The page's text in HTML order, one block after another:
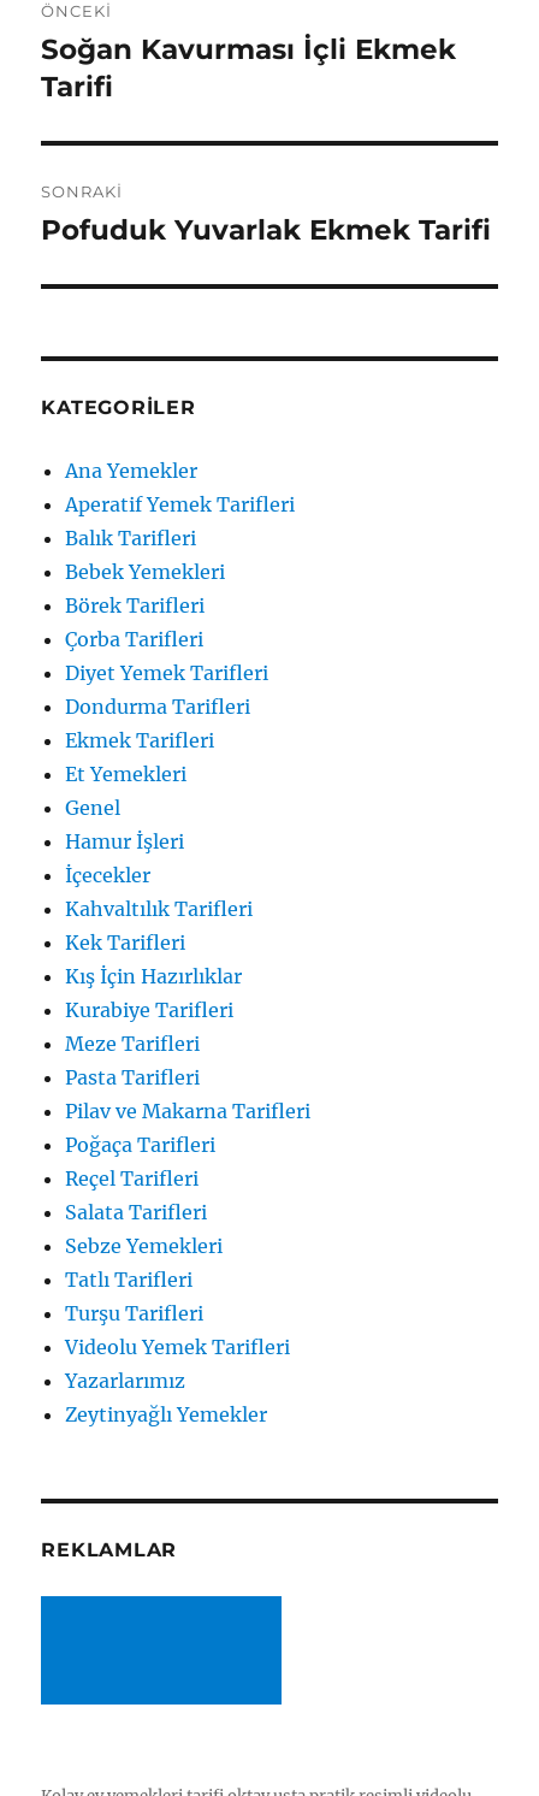
gezinmesi
ÖNCEKI
Önceki
yazı:
Soğan Kavurması İçli Ekmek
Tarifi
SONRAKI
Sonraki
Pofuduk Yuvarlak Ekmek Tarifi
KATEGORILER
Ana Yemekler
Aperatif Yemek Tarifleri
Balık Tarifleri
Bebek Yemekleri
Börek Tarifleri
Çorba Tarifleri
Diyet Yemek Tarifleri
Dondurma Tarifleri
Ekmek Tarifleri
Et Yemekleri
Genel
Hamur İşleri
İçecekler
Kahvaltılık Tarifleri
Kek Tarifleri
Kış İçin Hazırlıklar
Kurabiye Tarifleri
Meze Tarifleri
Pasta Tarifleri
Pilav ve Makarna Tarifleri
Poğaça Tarifleri
Reçel Tarifleri
Salata Tarifleri
Sebze Yemekleri
Tatlı Tarifleri
Turşu Tarifleri
Videolu Yemek Tarifleri
Yazarlarımız
Zeytinyağlı Yemekler
REKLAMLAR